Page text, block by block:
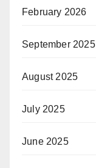
February 2026
September 2025
August 2025
July 2025
June 2025